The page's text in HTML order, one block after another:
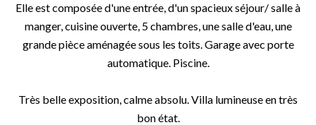
Elle est composée d'une entrée, d'un spacieux séjour/ salle à
manger, cuisine ouverte, 5 chambres, une salle d'eau, une
grande pièce aménagée sous les toits. Garage avec porte
automatique. Piscine.
Très belle exposition, calme absolu. Villa lumineuse en très
bon état.